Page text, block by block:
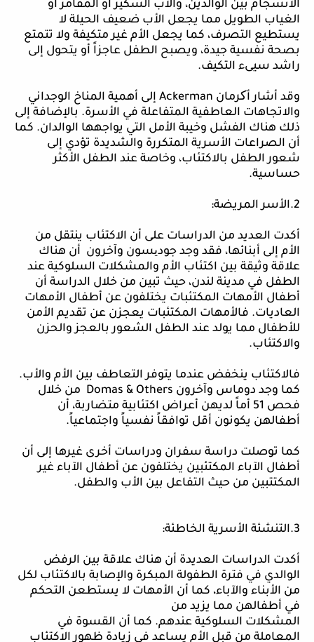
الانسجام بين الوالدين، والأب السكير أو المقامر أو
الغياب الطويل مما يجعل الأب ضعيف الحيلة لا
يستطيع التصرف، كما يجعل الأم غير متكيفة ولا تتمتع
بصحة نفسية جيدة، ويصبح الطفل عاجزاً أو يتحول إلى
راشد سيىء التكيف.
وقد أشار أکرمان Ackerman إلى أهمية المناخ الوجداني
والاتجاهات العاطفية المتفاعلة في الأسرة. بالإضافة إلى
ذلك هناك الفشل وخيبة الأمل التي يواجهها الوالدان. كما
أن الصراعات الأسرية المتكررة والشديدة تؤدي إلى
شعور الطفل بالاكتئاب، وخاصة عند الطفل الأكثر
حساسية.
2.الأسر المريضة:
أكدت العديد من الدراسات على أن الاكتئاب ينتقل من
الأم إلى أبنائها، فقد وجد جودیسون وآخرون أن هناك
علاقة وثيقة بين اكتئاب الأم والمشكلات السلوكية عند
الطفل في مدينة لندن، حيث تبين من خلال الدراسة أن
أطفال الأمهات المكتئبات يختلفون عن أطفال الأمهات
العاديات. فالأمهات المكتئبات يعجزن عن تقديم الأمن
للأطفال مما يولد عند الطفل الشعور بالعجز والحزن
والاكتئاب.
فالاكتئاب ينخفض عندما يتوفر التعاطف بين الأم والأب.
كما وجد دوماس وآخرون
Domas & Others
من خلال
فحص 51 أماً لديهن أعراض اكتئابية متضاربة، أن
أطفالهن يكونون أقل توافقاً نفسياً واجتماعياً.
كما توصلت دراسة سفران ودراسات أخرى غيرها إلى أن
أطفال الآباء المكتئبين يختلفون عن أطفال الآباء غير
المكتتبين من حيث التفاعل بين الأب والطفل.
3.التنشئة الأسرية الخاطئة:
أكدت الدراسات العديدة أن هناك علاقة بين الرفض
الوالدي في فترة الطفولة المبكرة والإصابة بالاكتئاب لكل
من الأبناء والآباء، كما أن الأمهات لا يستطعن التحكم
في أطفالهن مما يزيد من
المشكلات السلوكية عندهم. كما أن القسوة في
المعاملة من قبل الأم يساعد في زيادة ظهور الاكتئاب